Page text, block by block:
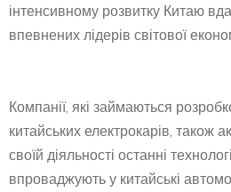
інтенсивному розвитку Китаю
впевнених лідерів світової
Компанії, які займаються
китайських електрокарів, також
своїй діяльності останні
впроваджують у китайські